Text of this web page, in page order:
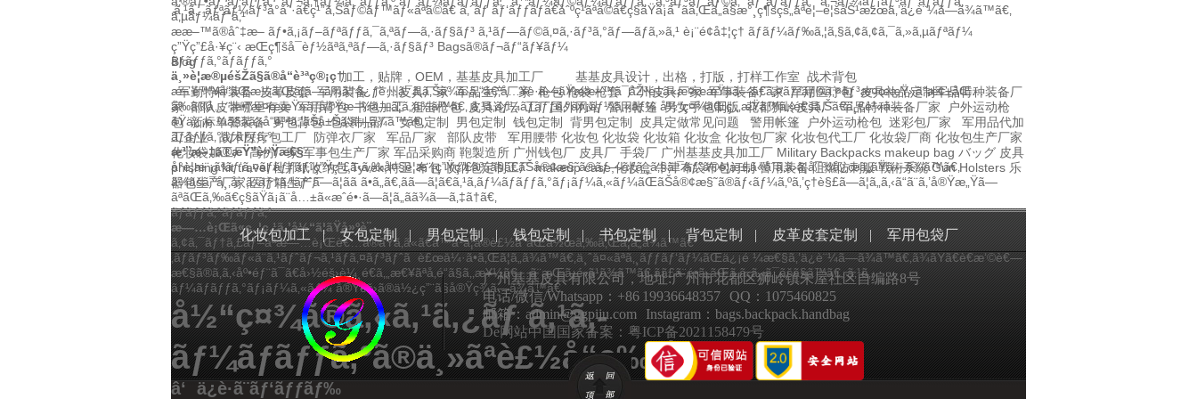
‚ã‚¹ã‚¯ãƒªãƒ¼ãƒ³å°åˆ·ã€ç¹”ã‚Šãƒ©ãƒ™ãƒ«ãªã©ã€ã‚´ãƒ ãƒ‘ãƒƒãƒã€åˆºç¹ãªã©ã€ç§ãŸã¡ã¯ãã‚Œã„ã§æ°¸ç¶šçš„ãªè¦–è¦šåŠ¹æžœã‚’ä¿è¨¼ã—ã¾ã™ã€‚
ãƒãƒƒã‚°ãƒãƒƒã‚°
ä¸»è¦æ®µéšŽã§ã®å“è³ªç®¡ç†
æ¬ é™¥å“ãŒæ¼ã‚Œã¦ã—ã¾ã†å¿ƒé…ã¯ã‚ã‚Šã¾ã›ã‚“ã€‚å…¥è·ã—ãŸææ–™ã¯åŽ³é‡ã«æ¤œæŸ»ã—ã€ã‚¤ãƒ³ãƒ©ã‚¤ãƒ³æ¤œæŸ»ã¨æ¢±åŒ…
å‰ã®å…¨æ•°æ¤œæŸ»ã‚’å®Ÿæ–½ã—ã¦ã„ã¾ã™ã€‚ã‚¹ã‚­ãƒ¼ãƒãƒƒã‚°ãƒ¡ãƒ¼ã‚«ãƒ¼ å½“ç¤¾ãŒç´„æŸã™ã‚‹é€šã‚Šã€ä¸€è²«ã—
ãŸä¿¡é ¼ã§ãã‚‹å“è³ªã‚’ãŠå±Šã‘ã—ã¾ã™ã€‚
ãƒãƒƒã‚°ãƒãƒƒã‚°
æ³¨æ–‡ã®æŸ”è»Ÿæ€§
å°è¦æ¨¡ãªãƒ‘ã‚¤ãƒ­ãƒƒãƒˆç”Ÿç”£ã‹ã‚‰å¤§è¦æ¨¡ç”Ÿç”£ã¾ã§ã€ãŠå®¢æ§˜ã®ãƒ—ãƒ­ã‚¸ã‚§ã‚¯ãƒˆã®è¦æ±‚ã«åˆã‚ã›ã¦å¯¾å¿œã„ãŸã—ã¾ã™ã€‚
ã¾ãšã¯å¸‚å ´ã‚’ãƒ†ã‚¹ãƒˆã—ã¦ãã ã•ã„ã€‚ãã—ã¦ã€ã‚¹ã‚­ãƒ¼ãƒãƒƒã‚°ãƒ¡ãƒ¼ã‚«ãƒ¼ãŒãŠå®¢æ§˜ã®ãƒ‹ãƒ¼ã‚ºã‚’ç†è§£ã—ã¦ã„ã‚‹ã“ã¨ã‚’å®Ÿæ„Ÿã—
ãªãŒã‚‰ã€ç§ãŸã¡ã¨å…±ã«æˆé•·ã—ã¦ã„ãã¾ã—ã‚‡ã†ã€‚
ãƒãƒƒã‚°ãƒãƒƒã‚°
æ—…è¡Œã«ç„¦ç‚¹ã‚’å½“ã¦ãŸå»ºè¨­
ã‚¢ã‚¯ãƒ†ã‚£ãƒ–ãªæ—…è¡Œè€…ã®ãŸã‚ã«ã€ã™ã¹ã¦ã®è£½å“ãŒä½œã‚‰ã‚Œã¦ã„ã¾ã™ã€
‚ãƒãƒ³ãƒ‰ãƒ«ã¨ã‚¹ãƒˆãƒ¬ã‚¹ãƒã‚¤ãƒ³ãƒˆã¯è£œå¼·ã•ã‚Œã¦ã„ã¾ã™ã€‚ä¸ˆå¤«ãªã‚¸ãƒƒãƒ‘ãƒ¼ãŒä¿¡é ¼æ€§ã‚’ä¿è¨¼ã—ã¾ã™ã€‚ã¾ãŸã€è€æ‘©è€—
æ€§ã®ã‚ã‚‹åº•éƒ¨ã¯ã€å›½éš›è¼¸é€ã‚„æ€¥ãªå‚é“ã§ã‚‚æ¥½ã€…ã¨æŒã¡é‹ã¹ã¾ã™ã€‚ãã£ã¨é•ã„ãŒã‚ã‹ã‚‹ã¯ãšã§ã™ã€‚ã‚¹ã‚­
ãƒ¼ãƒãƒƒã‚°ãƒ¡ãƒ¼ã‚«ãƒ¼å®Ÿéš›ã®ä½¿ç”¨ã§å®Ÿç¾ã—ã¾ã™ã€‚
å½“ç¤¾ã®ã‚«ã‚¹ã‚¿ãƒ ã‚¹ã‚­
ãƒ¼ãƒãƒƒã‚°ã®ä¸»ãªè£½å“ç‰¹å¾´
â‘ ä¿è­·ã¨ãƒ‘ãƒƒãƒ‰
ã‚µãƒ¼ãƒ“ã‚¹
ææ–™ã®åˆ‡æ–­ ãƒ•ã‚¡ãƒ–ãƒªãƒƒã‚¯ã‚ªãƒ—ã‚·ãƒ§ãƒ³ ã‚¹ãƒ—ãƒ©ã‚¤ã‚·ãƒ³ã‚°ãƒ—ãƒ­ã‚»ã‚¹ è¡¨é¢å‡¦ç† ãƒãƒ¼ãƒ‰ã‚¦ã‚§ã‚¢ã‚¢ã‚¯ã‚»ã‚µãƒªãƒ¼
ç”Ÿç”£å·¥ç¨‹ æŒç¶šå¯èƒ½ãªã‚ªãƒ—ã‚·ãƒ§ãƒ³ Bagsã®ãƒ¬ãƒ“ãƒ¥ãƒ¼
Blog
加工，贴牌，OEM，基基皮具加工厂
基基皮具设计，出格，打版，打样工作室 战术背包
军勤特种装备 皮革皮套 军用装备 广州皮具厂家 军品生产厂家 枪包 枪袋 枪套 广州皮具厂家 军事装备厂家 军用医疗包 皮具礼品定制军品特种装备厂
家 部队皮带哪里有卖 军用背包 书包加工 狙击枪包 皮具论坛 工厂国外网站 警用帐篷 男女手包制版 花都狮岭皮具厂 军品特种装备厂家
户外运动枪
包 新标单警装备 男包背包 包袋制品厂 女包定制 男包定制 钱包定制 背男包定制 皮具定做常见问题 警用帐篷 户外运动枪包 迷彩包厂家
军用品代加
工企业
战术医疗包工厂 防弹衣厂家 军品厂家 部队皮带 军用腰带 化妆包 化妆袋 化妆箱 化妆盒 化妆包厂家 化妆包代工厂 化妆袋厂商 化妆包生产厂家
化妆袋加工厂 高仿厂家 军事包生产厂家 军品采购商 鞄製造所 广州钱包厂 皮具厂 手袋厂 广州基基皮具加工厂 Military Backpacks makeup bag バッグ 皮具
phishing kit travel 杜邦纸收纳包,Tyvek,特卫 布包 收纳包定制工厂 makeup case,化妆盒 牛津布袋布包订制 警用装备 阻燃防刺服 戰術系統 Gun Holsters 乐
器包生产厂家,医疗箱生产厂
化妆包加工 | 女包定制 | 男包定制 | 钱包定制 | 书包定制 | 背包定制 | 皮革皮套定制 | 军用包袋厂
广州基基皮具有限公司，地址:广州市花都区狮岭镇朱屋社区自编路8号
电话/微信/Whatsapp：+86 19936648357 QQ：1075460825
邮箱：admin@ggpiju.com Instagram：bags.backpack.handbag
De网站中国国家备案：粤ICP备2021158479号